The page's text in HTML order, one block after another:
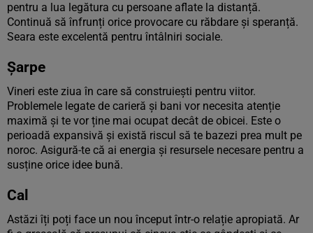
pentru a lua legătura cu persoane aflate la distanță.
Continuă să înfrunți orice provocare cu răbdare și speranță.
Seara este excelentă pentru întâlniri sociale.
Șarpe
Vineri este ziua în care să construiești pentru viitor.
Problemele legate de carieră și bani vor necesita atenție
maximă și te vor ține mai ocupat decât de obicei. Este o
perioadă expansivă și există riscul să te bazezi prea mult pe
noroc. Asigură-te că ai energia și resursele necesare pentru a
susține orice idee bună.
Cal
Astăzi îți poți face un nou început într-o relație apropiată. Ar